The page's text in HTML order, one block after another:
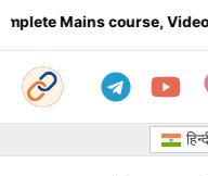
Mains course, Video